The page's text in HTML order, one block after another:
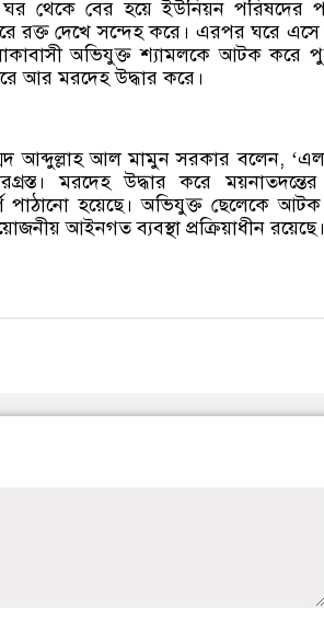
থেকে বের হয়ে ইউনিয়ন পরিষদের
রক্ত দেখে সন্দেহ করে। এরপর ঘরে এসে
অভিযুক্ত শ্যামলকে আটক করে
আর মরদেহ উদ্ধার করে।
আব্দুল্লাহ আল মামুন সরকার বলেন,
মরদেহ উদ্ধার করে
পাঠানো হয়েছে। অভিযুক্ত ছেলেকে
আইনগত ব্যবস্থা প্রক্রিয়াধীন